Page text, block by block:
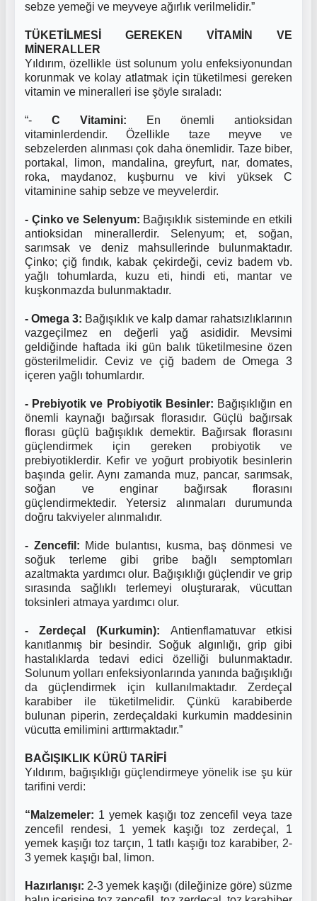
sebze yemeği ve meyveye ağırlık verilmelidir.”
TÜKETİLMESİ GEREKEN VİTAMİN VE
MİNERALLER
Yıldırım, özellikle üst solunum yolu enfeksiyonundan
korunmak ve kolay atlatmak için tüketilmesi gereken
vitamin ve mineralleri ise şöyle sıraladı:
“- C Vitamini: En önemli antioksidan
vitaminlerdendir. Özellikle taze meyve ve
sebzelerden alınması çok daha önemlidir. Taze biber,
portakal, limon, mandalina, greyfurt, nar, domates,
roka, maydanoz, kuşburnu ve kivi yüksek C
vitaminine sahip sebze ve meyvelerdir.
- Çinko ve Selenyum: Bağışıklık sisteminde en etkili
antioksidan minerallerdir. Selenyum; et, soğan,
sarımsak ve deniz mahsullerinde bulunmaktadır.
Çinko; çiğ fındık, kabak çekirdeği, ceviz badem vb.
yağlı tohumlarda, kuzu eti, hindi eti, mantar ve
kuşkonmazda bulunmaktadır.
- Omega 3: Bağışıklık ve kalp damar rahatsızlıklarının
vazgeçilmez en değerli yağ asididir. Mevsimi
geldiğinde haftada iki gün balık tüketilmesine özen
gösterilmelidir. Ceviz ve çiğ badem de Omega 3
içeren yağlı tohumlardır.
- Prebiyotik ve Probiyotik Besinler: Bağışıklığın en
önemli kaynağı bağırsak florasıdır. Güçlü bağırsak
florası güçlü bağışıklık demektir. Bağırsak florasını
güçlendirmek için gereken probiyotik ve
prebiyotiklerdir. Kefir ve yoğurt probiyotik besinlerin
başında gelir. Aynı zamanda muz, pancar, sarımsak,
soğan ve enginar bağırsak florasını
güçlendirmektedir. Yetersiz alınmaları durumunda
doğru takviyeler alınmalıdır.
- Zencefil: Mide bulantısı, kusma, baş dönmesi ve
soğuk terleme gibi gribe bağlı semptomları
azaltmakta yardımcı olur. Bağışıklığı güçlendir ve grip
sırasında sağlıklı terlemeyi oluşturarak, vücuttan
toksinleri atmaya yardımcı olur.
- Zerdeçal (Kurkumin): Antienflamatuvar etkisi
kanıtlanmış bir besindir. Soğuk algınlığı, grip gibi
hastalıklarda tedavi edici özelliği bulunmaktadır.
Solunum yolları enfeksiyonlarında yanında bağışıklığı
da güçlendirmek için kullanılmaktadır. Zerdeçal
karabiber ile tüketilmelidir. Çünkü karabiberde
bulunan piperin, zerdeçaldaki kurkumin maddesinin
vücutta emilimini arttırmaktadır.”
BAĞIŞIKLIK KÜRÜ TARİFİ
Yıldırım, bağışıklığı güçlendirmeye yönelik ise şu kür
tarifini verdi:
“Malzemeler: 1 yemek kaşığı toz zencefil veya taze
zencefil rendesi, 1 yemek kaşığı toz zerdeçal, 1
yemek kaşığı toz tarçın, 1 tatlı kaşığı toz karabiber, 2-
3 yemek kaşığı bal, limon.
Hazırlanışı: 2-3 yemek kaşığı (dileğinize göre) süzme